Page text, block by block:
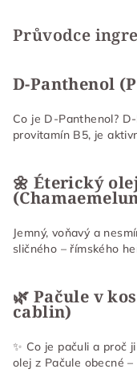
Průvodce
D-Panthenol
Co je D-Panthenol?
provitamín B5, je
🌼 Éterický
Jemný, voňavý a
sličného – římského
🌿 Pačule v
cablin)
✨ Co je pačuli a proč
olej z Pačule obecné